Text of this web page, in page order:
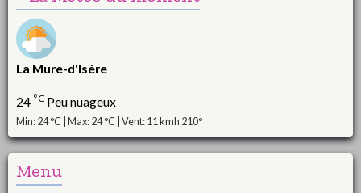
La Mure-d'Isère
24 °C Peu nuageux
Min: 24 °C | Max: 24 °C | Vent: 11 kmh 210°
Menu